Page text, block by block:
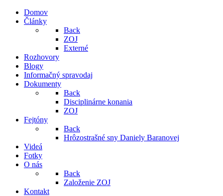
Domov
Články
Back
ZOJ
Externé
Rozhovory
Blogy
Informačný spravodaj
Dokumenty
Back
Disciplinárne konania
ZOJ
Fejtóny
Back
Hrôzostrašné sny Daniely Baranovej
Videá
Fotky
O nás
Back
Založenie ZOJ
Kontakt